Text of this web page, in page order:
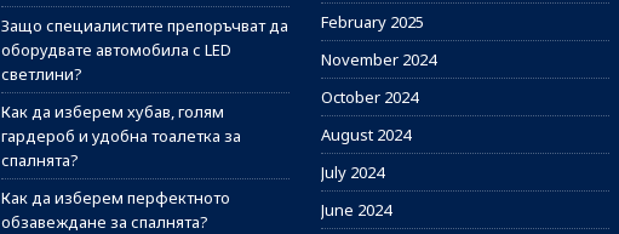
Защо специалистите препоръчват да
оборудвате автомобила с LED
светлини?
Как да изберем хубав, голям
гардероб и удобна тоалетка за
спалнята?
Как да изберем перфектното
обзавеждане за спалнята?
February 2025
November 2024
October 2024
August 2024
July 2024
June 2024